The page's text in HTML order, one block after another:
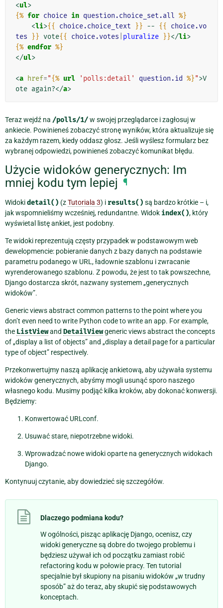
<ul>
{% for choice in question.choice_set.all %}
<li>{{ choice.choice_text }} -- {{
choice.vo
tes
}} vote{{ choice.votes pluralize }}</li>
{% endfor %}
</ul>
<a href="{% url 'polls:detail' question.id %}">V
ote again?</a>
Teraz wejdź na /polls/1/w swojej przeglądarce i zagłosuj w
ankiecie. Powinieneś zobaczyć stronę wyników, która aktualizuje się
za każdym razem, kiedy oddasz głosz. Jeśli wyślesz formularz bez
wybranej odpowiedzi, powinieneś zobaczyć komunikat błędu.
Użycie widoków generycznych: Im
mniej kodu tym lepiej ¶
Widokidetail() (zTutoriala 3) i results() są bardzo krótkie – i,
jak wspomnieliśmy wcześniej, redundantne. Widok index(), który
wyświetal listę ankiet, jest podobny.
Te widoki reprezentują częsty przypadek w podstawowym web
dewelopmencie: pobieranie danych z bazy danych na podstawie
parametru podanego w URL, ładownie szablonu i zwracanie
wyrenderowanego szablonu. Z powodu, że jest to tak powszechne,
Django dostarcza skrót, nazwany systemem „generycznych
widoków”.
Generic views abstract common patterns to the point where you
don’t even need to write Python code to write an app. For example,
the ListViewand DetailViewgeneric views abstract the concepts
of „display a list of objects” and „display a detail page for a particular
type of object” respectively.
Przekonwertujmy naszą aplikację ankietową, aby używała systemu
widoków generycznych, abyśmy mogli usunąć sporo naszego
własnego kodu. Musimy podjąć kilka kroków, aby dokonać konwersji.
Będziemy:
Konwertować URLconf.
Usuwać stare, niepotrzebne widoki.
Wprowadzać nowe widoki oparte na generycznych widokach
Django.
Kontynuuj czytanie, aby dowiedzieć się szczegółów.
Dlaczego podmiana kodu?
W ogólności, pisząc aplikację Django, ocenisz, czy
widoki generyczne są dobre do twojego problemu i
będziesz używał ich od początku zamiast robić
refactoring kodu w połowie pracy. Ten tutorial
specjalnie był skupiony na pisaniu widoków „w trudny
sposób” aż do teraz, aby skupić się podstawowych
konceptach.